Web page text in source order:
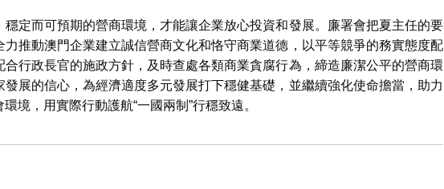
穩定而可預期的營商環境，才能讓企業放心投資和發展。廉署會把夏主任的要
推動澳門企業建立誠信營商文化和恪守商業道德，以平等競爭的務實態度配
行政長官的施政方針，及時查處各類商業貪腐行為，締造廉潔公平的營商環
展的信心，為經濟適度多元發展打下穩健基礎，並繼續強化使命擔當，助力
境，用實際行動護航“一國兩制”行穩致遠。